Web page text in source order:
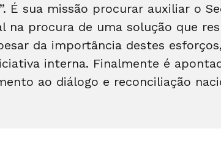
É sua missão procurar auxiliar o
na procura de uma solução que
da importância destes
interna. Finalmente é
ao diálogo e reconciliação